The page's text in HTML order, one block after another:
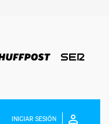
INICIAR SESIÓN